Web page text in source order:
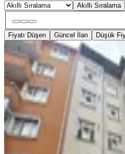
Akıllı Sıralama
Fiyatı Düşen Güncel İlan Düşük
YENİ
3 Nolu
Kiralık Daire
Ortahisar, 3 Nolu
·145 m² ·2.
22.000 ₺